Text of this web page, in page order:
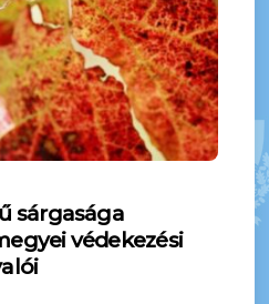
sárgasága
védekezési